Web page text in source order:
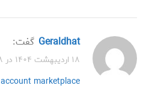
Geraldhat گفت:
۱۸ اردیبهشت ۱۴۰۴ در ۱۱:۵۸ ب.ظ
account marketplace